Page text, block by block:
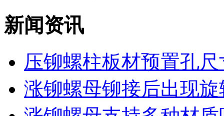
新闻资讯
压铆螺柱板材预置孔
涨铆螺母铆接后出现旋